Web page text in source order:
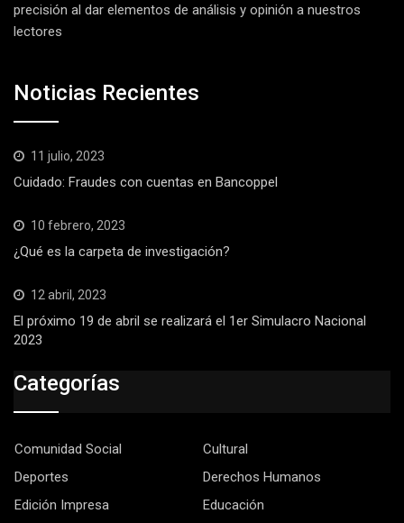
precisión al dar elementos de análisis y opinión a nuestros
lectores
Noticias Recientes
11 julio, 2023
Cuidado: Fraudes con cuentas en Bancoppel
10 febrero, 2023
¿Qué es la carpeta de investigación?
12 abril, 2023
El próximo 19 de abril se realizará el 1er Simulacro Nacional
2023
Categorías
Comunidad Social
Cultural
Deportes
Derechos Humanos
Edición Impresa
Educación